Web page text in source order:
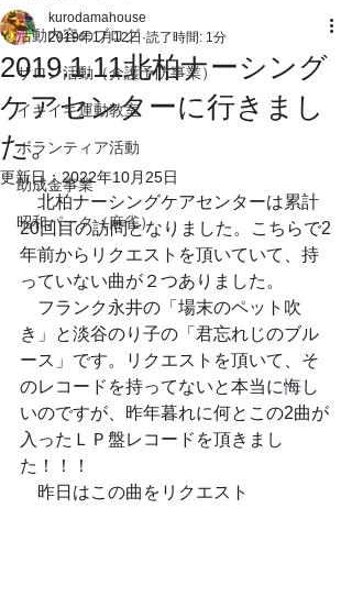
活動内容のブログ
サロン活動（介護予防事業）
イキイキ運動教室
ボランティア活動
助成金事業
昭和パーク（麻雀）
2019.1.11北柏ナーシング
ケアセンターに行きまし
た。
kurodamahouse
2019年1月12日 読了時間: 1分
更新日： 2022年10月25日
北柏ナーシングケアセンターは累計
20回目の訪問となりました。こちらで2
年前からリクエストを頂いていて、持
っていない曲が２つありました。
フランク永井の「場末のペット吹
き」と淡谷のり子の「君忘れじのブル
ース」です。リクエストを頂いて、そ
のレコードを持ってないと本当に悔し
いのですが、昨年暮れに何とこの2曲が
入ったＬＰ盤レコードを頂きまし
た！！！
昨日はこの曲をリクエスト